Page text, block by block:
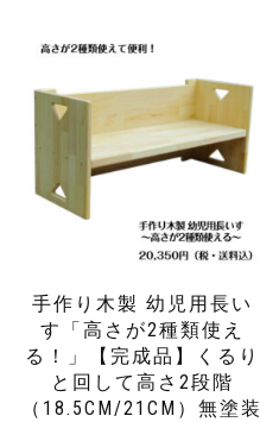
手作り木製 幼児用長い
す「高さが2種類使え
る！」【完成品】くるり
と回して高さ2段階
（18.5CM/21CM）無塗装